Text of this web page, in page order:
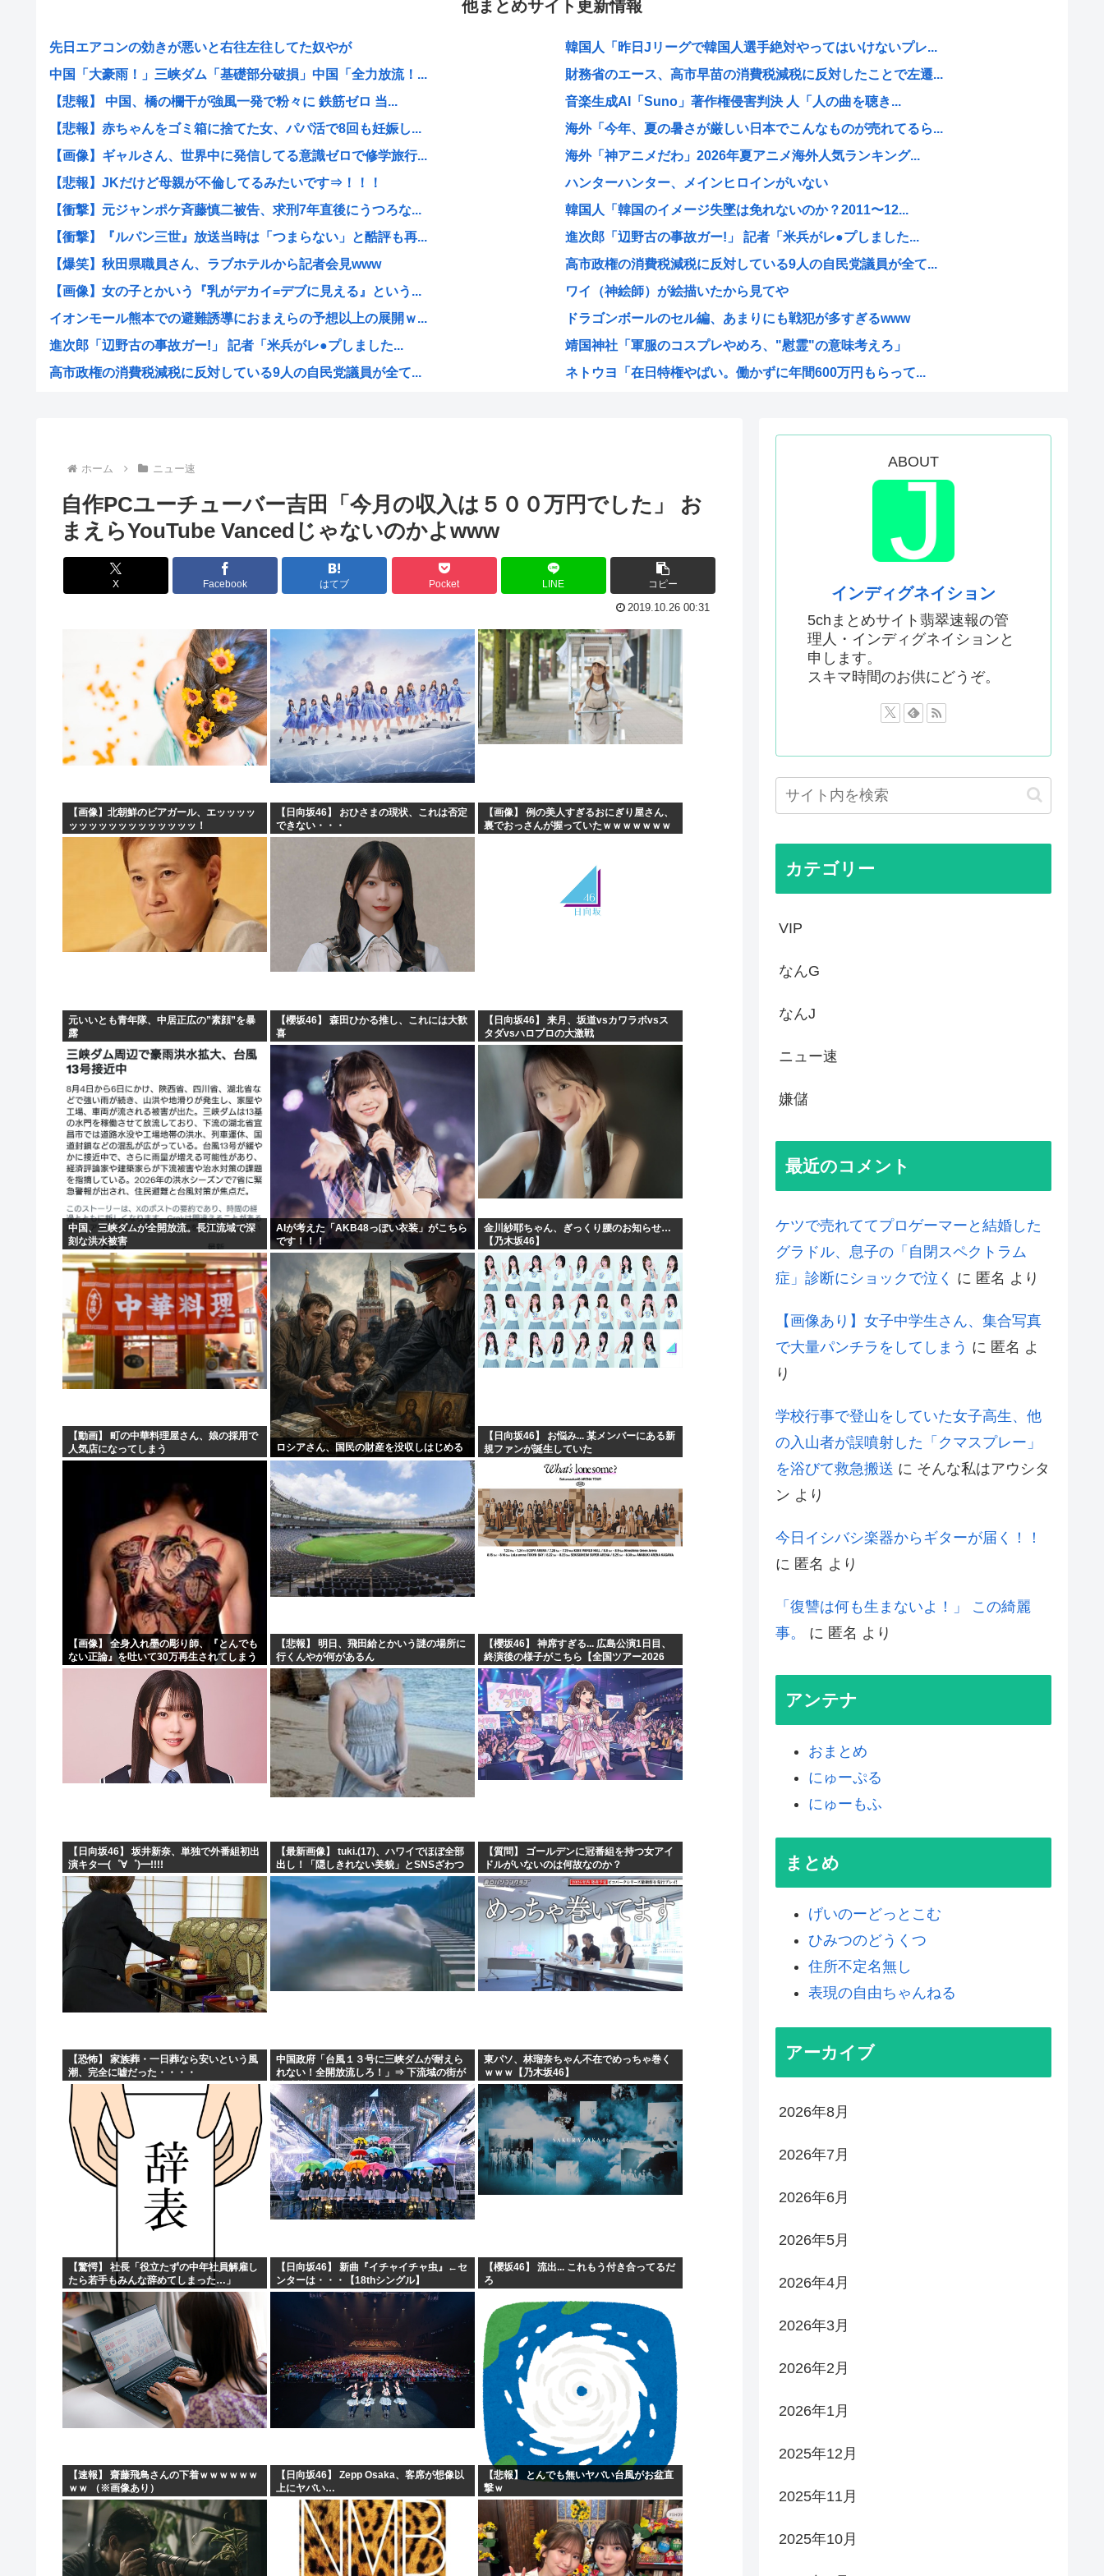
他まとめサイト更新情報
先日エアコンの効きが悪いと右往左往してた奴やが
中国「大豪雨！」三峡ダム「基礎部分破損」中国「全力放流！...
【悲報】 中国、橋の欄干が強風一発で粉々に 鉄筋ゼロ 当...
【悲報】赤ちゃんをゴミ箱に捨てた女、パパ活で8回も妊娠し...
【画像】ギャルさん、世界中に発信してる意識ゼロで修学旅行...
【悲報】JKだけど母親が不倫してるみたいです⇒！！！
【衝撃】元ジャンポケ斉藤慎二被告、求刑7年直後にうつろな...
【衝撃】『ルパン三世』放送当時は「つまらない」と酷評も再...
【爆笑】秋田県職員さん、ラブホテルから記者会見www
【画像】女の子とかいう『乳がデカイ=デブに見える』という...
イオンモール熊本での避難誘導におまえらの予想以上の展開ｗ...
進次郎「辺野古の事故ガー!」 記者「米兵がレ●プしました...
高市政権の消費税減税に反対している9人の自民党議員が全て...
中国「日本は原爆被害者の立場で同情を買おうとするのを止め...
【速報】USスチール、1800億円の黒字www
【悲報】 週刊誌、好き放題書きまくる 高市早苗首相は新公...
【画像】例の美人すぎるおにぎり屋さん、裏でおっさんが握っ...
コールマンの人気商品が変わった？キャンプ離れの中で売れる...
【悲報】全席指定･事前販売制｢琵琶湖三市同時花火大会｣が...
【悲報】タトゥー擁護してる反社、味方から背中を刺される
秋田県職員、ラブホテルから記者会見していたことが発覚（※...
彼女「ねぃねぃ、結婚も視野に入ってきたわけだし給料教えて...
【悲報】高市早苗首相さん、公用車を3000万円の新車に買...
オーストラリア研究チーム、45年間、2700人以上を研究...
産経新聞 佐渡金山、韓国は反日を持ち込むな ［8/9］
韓国人「昨日Jリーグで韓国人選手絶対やってはいけないプレ...
財務省のエース、高市早苗の消費税減税に反対したことで左遷...
音楽生成AI「Suno」著作権侵害判決 人「人の曲を聴き...
海外「今年、夏の暑さが厳しい日本でこんなものが売れてるら...
海外「神アニメだわ」2026年夏アニメ海外人気ランキング...
ハンターハンター、メインヒロインがいない
韓国人「韓国のイメージ失墜は免れないのか？2011〜12...
進次郎「辺野古の事故ガー!」 記者「米兵がレ●プしました...
高市政権の消費税減税に反対している9人の自民党議員が全て...
ワイ（神絵師）が絵描いたから見てや
ドラゴンボールのセル編、あまりにも戦犯が多すぎるwww
靖国神社「軍服のコスプレやめろ、"慰霊"の意味考えろ」
ネトウヨ「在日特権やばい。働かずに年間600万円もらって...
韓国人「日本人が絶対に違法駐車をしない本当の理由がこちら...
【朗報】 韓国人「日本の白バイ隊員、人間やめてる」
お前らが描いた絵を貼るスレ
高市早苗、3000万円以上の高級新公用車を購入させ贅を尽...
韓国人「30年前から変わらない日本の女子高生の姿に韓国人...
韓国人さん、ネトウヨの痛いところを突いてしまう。「日本人...
小泉防衛大臣、高市早苗の被災地訪問PVに張り合うかのよう...
韓国人「韓国人が日本のラーメンについて勘違いしていること...
生成AIのイラストを使ってTCG作ってる??
お前ら今期アニメ何見てるの？
【衝撃】 韓国人「箱根駅伝、走りながら乾杯してた」
ケンモメンの生きがいはなに？安倍晋三以外で
夏場のロリコンおま●こが蒸れ蒸れしててエッチなぷりきゅあ...
高市早苗、今日長崎で平和祈念式典に参列して被爆体験者と面...
ホーム ニュー速
自作PCユーチューバー吉田「今月の収入は５００万円でした」 お
まえらYouTube Vancedじゃないのかよwww
X Facebook はてブ Pocket LINE コピー
2019.10.26 00:31
【画像】北朝鮮のビアガール、エッッッッ
ッッッッッッッッッッッッッ！
【日向坂46】 おひさまの現状、これは否定
できない・・・
【画像】 例の美人すぎるおにぎり屋さん、
裏でおっさんが握っていたｗｗｗｗｗｗｗ
元いいとも青年隊、中居正広の”素顔”を暴
露
【櫻坂46】 森田ひかる推し、これには大歓
喜
【日向坂46】 来月、坂道vsカワラボvsス
タダvsハロプロの大激戦
中国、三峡ダムが全開放流。長江流域で深
刻な洪水被害
AIが考えた「AKB48っぽい衣装」がこちら
です！！！
金川紗耶ちゃん、ぎっくり腰のお知らせ…
【乃木坂46】
【動画】 町の中華料理屋さん、娘の採用で
人気店になってしまう
ロシアさん、国民の財産を没収しはじめる
【日向坂46】 お悩み... 某メンバーにある新
規ファンが誕生していた
【画像】 全身入れ墨の彫り師、『とんでも
ない正論』を吐いて30万再生されてしまう
ｗｗｗｗｗｗｗ
【悲報】 明日、飛田給とかいう謎の場所に
行くんやが何があるん
や????・・・・・・・・・
【櫻坂46】 神席すぎる... 広島公演1日目、
終演後の様子がこちら【全国ツアー2026
What’s lonesome?】
【日向坂46】 坂井新奈、単独で外番組初出
演キタ━(゜∀゜)━!!!!
【最新画像】 tuki.(17)、ハワイでほぼ全部
出し！「隠しきれない美貌」とSNSざわつ
く
【質問】 ゴールデンに冠番組を持つ女アイ
ドルがいないのは何故なのか？
【恐怖】 家族葬・一日葬なら安いという風
潮、完全に嘘だった・・・・
中国政府「台風１３号に三峡ダムが耐えら
れない！全開放流しろ！」⇒ 下流域の街が
壊滅状態ｗｗｗｗｗ
東パソ、林瑠奈ちゃん不在でめっちゃ巻く
ｗｗｗ【乃木坂46】
【驚愕】 社長「役立たずの中年社員解雇し
たら若手もみんな辞めてしまった…」
【日向坂46】 新曲『イチャイチャ虫』←セ
ンターは・・・【18thシングル】
【櫻坂46】 流出... これもう付き合ってるだ
ろ
【速報】 齋藤飛鳥さんの下着ｗｗｗｗｗｗ
ｗｗ （※画像あり）
【日向坂46】 Zepp Osaka、客席が想像以
上にヤバい…
【悲報】 とんでも無いヤバい台風がお盆直
撃ｗ
ABOUT
インディグネイション
5chまとめサイト翡翠速報の管
理人・インディグネイションと
申します。
スキマ時間のお供にどうぞ。
カテゴリー
VIP
なんG
なんJ
ニュー速
嫌儲
最近のコメント
ケツで売れててプロゲーマーと結婚した
グラドル、息子の「自閉スペクトラム
症」診断にショックで泣く に 匿名 より
【画像あり】女子中学生さん、集合写真
で大量パンチラをしてしまう に 匿名 よ
り
学校行事で登山をしていた女子高生、他
の入山者が誤噴射した「クマスプレー」
を浴びて救急搬送 に そんな私はアウシタ
ン より
今日イシバシ楽器からギターが届く！！
に 匿名 より
「復讐は何も生まないよ！」 この綺麗
事。
に 匿名 より
アンテナ
おまとめ
にゅーぷる
にゅーもふ
まとめ
げいのーどっとこむ
ひみつのどうくつ
住所不定名無し
表現の自由ちゃんねる
アーカイブ
2026年8月
2026年7月
2026年6月
2026年5月
2026年4月
2026年3月
2026年2月
2026年1月
2025年12月
2025年11月
2025年10月